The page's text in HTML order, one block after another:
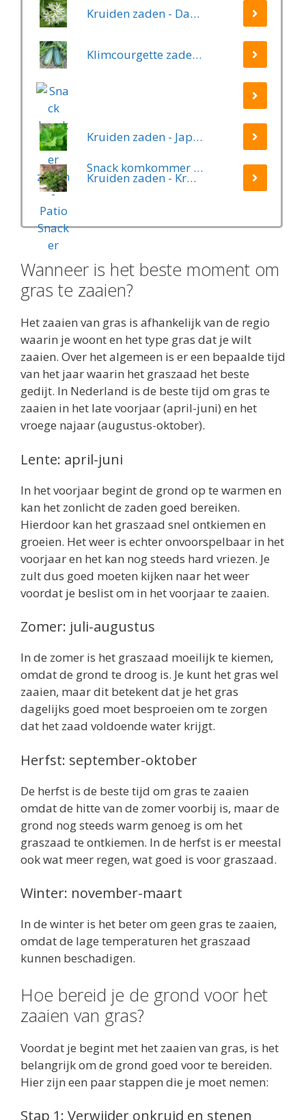
Kruiden zaden - Daslook
Klimcourgette zaden - Long Green Trailing
Snack komkommer zaden - Patio Snacker
Kruiden zaden - Japanse Basilicum groen (Shiso, Perilla)
Kruiden zaden - Kruiptijm
Wanneer is het beste moment om
gras te zaaien?
Het zaaien van gras is afhankelijk van de regio
waarin je woont en het type gras dat je wilt
zaaien. Over het algemeen is er een bepaalde tijd
van het jaar waarin het graszaad het beste
gedijt. In Nederland is de beste tijd om gras te
zaaien in het late voorjaar (april-juni) en het
vroege najaar (augustus-oktober).
Lente: april-juni
In het voorjaar begint de grond op te warmen en
kan het zonlicht de zaden goed bereiken.
Hierdoor kan het graszaad snel ontkiemen en
groeien. Het weer is echter onvoorspelbaar in het
voorjaar en het kan nog steeds hard vriezen. Je
zult dus goed moeten kijken naar het weer
voordat je beslist om in het voorjaar te zaaien.
Zomer: juli-augustus
In de zomer is het graszaad moeilijk te kiemen,
omdat de grond te droog is. Je kunt het gras wel
zaaien, maar dit betekent dat je het gras
dagelijks goed moet besproeien om te zorgen
dat het zaad voldoende water krijgt.
Herfst: september-oktober
De herfst is de beste tijd om gras te zaaien
omdat de hitte van de zomer voorbij is, maar de
grond nog steeds warm genoeg is om het
graszaad te ontkiemen. In de herfst is er meestal
ook wat meer regen, wat goed is voor graszaad.
Winter: november-maart
In de winter is het beter om geen gras te zaaien,
omdat de lage temperaturen het graszaad
kunnen beschadigen.
Hoe bereid je de grond voor het
zaaien van gras?
Voordat je begint met het zaaien van gras, is het
belangrijk om de grond goed voor te bereiden.
Hier zijn een paar stappen die je moet nemen:
Stap 1: Verwijder onkruid en stenen